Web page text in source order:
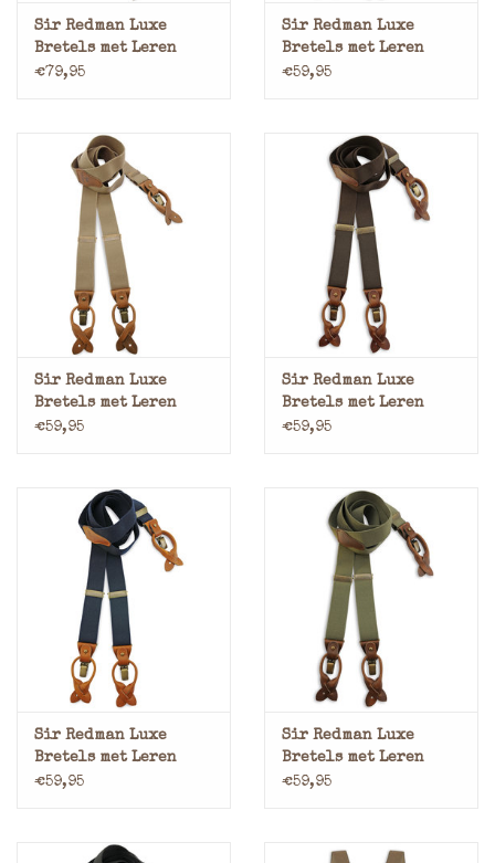
Sir Redman Luxe
Bretels met Leren
Lussen en Clips
€79,95
Sir Redman Luxe
Bretels met Leren
Lussen en Clips Pied-
€59,95
Sir Redman Luxe
Bretels met Leren
Lussen en Clips
€59,95
Sir Redman Luxe
Bretels met Leren
Lussen en Clips Bruin
€59,95
Sir Redman Luxe
Bretels met Leren
Lussen en Clips Blauw
€59,95
Sir Redman Luxe
Bretels met Leren
Lussen en Clips
€59,95